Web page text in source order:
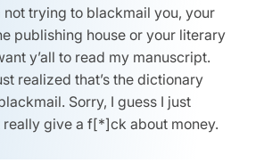
not trying to blackmail you, your
publishing house or your literary
y’all to read my manuscript.
realized that’s the dictionary
Sorry, I guess I just
really give a f[*]ck about money.